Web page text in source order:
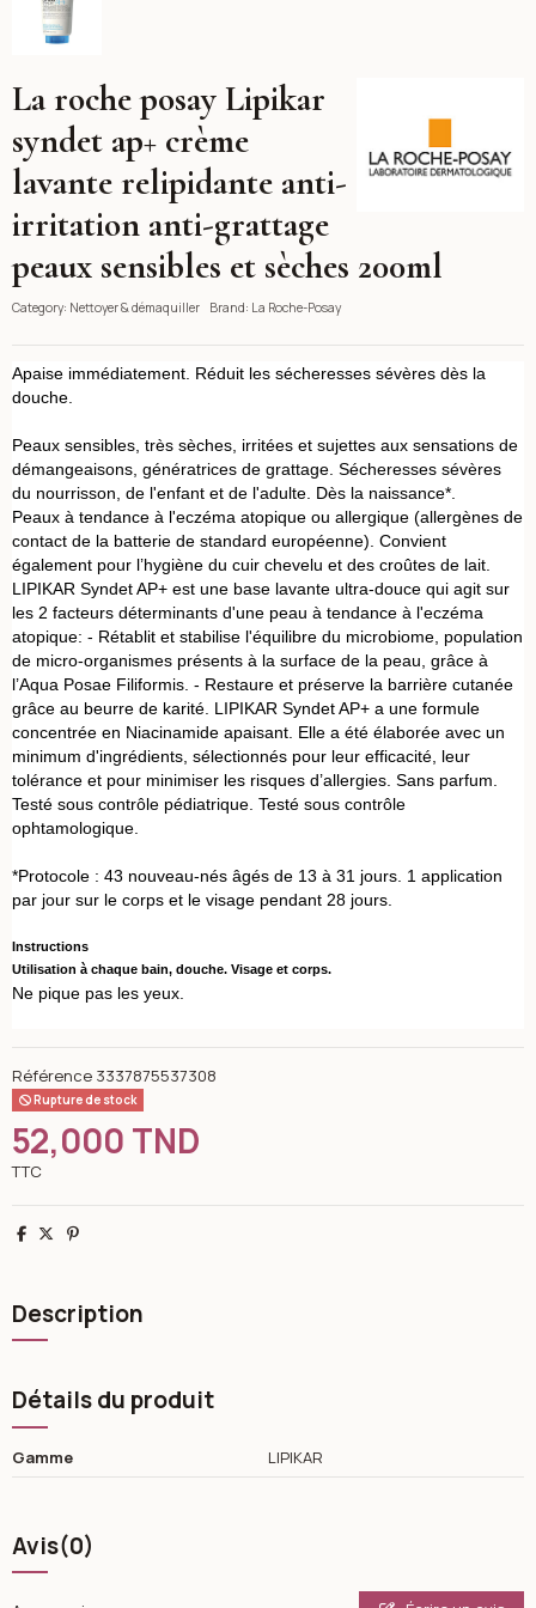
La roche posay Lipikar
syndet ap+ crème
lavante relipidante anti-
irritation anti-grattage
peaux sensibles et sèches 200ml
Category: Nettoyer & démaquiller Brand: La Roche-Posay
Apaise immédiatement. Réduit les sécheresses sévères dès la
douche.
Peaux sensibles, très sèches, irritées et sujettes aux sensations de
démangeaisons, génératrices de grattage. Sécheresses sévères
du nourrisson, de l'enfant et de l'adulte. Dès la naissance*.
Peaux à tendance à l'eczéma atopique ou allergique (allergènes de
contact de la batterie de standard européenne). Convient
également pour l’hygiène du cuir chevelu et des croûtes de lait.
LIPIKAR Syndet AP+ est une base lavante ultra-douce qui agit sur
les 2 facteurs déterminants d'une peau à tendance à l'eczéma
atopique: - Rétablit et stabilise l'équilibre du microbiome, population
de micro-organismes présents à la surface de la peau, grâce à
l’Aqua Posae Filiformis. - Restaure et préserve la barrière cutanée
grâce au beurre de karité. LIPIKAR Syndet AP+ a une formule
concentrée en Niacinamide apaisant. Elle a été élaborée avec un
minimum d'ingrédients, sélectionnés pour leur efficacité, leur
tolérance et pour minimiser les risques d’allergies. Sans parfum.
Testé sous contrôle pédiatrique. Testé sous contrôle
ophtamologique.
*Protocole : 43 nouveau-nés âgés de 13 à 31 jours. 1 application
par jour sur le corps et le visage pendant 28 jours.
Instructions
Utilisation à chaque bain, douche. Visage et corps.
Ne pique pas les yeux.
Référence 3337875537308
Rupture de stock
52,000 TND
TTC
Partager
TweetPinterest
Description
Détails du produit
Gamme LIPIKAR
Avis(0)